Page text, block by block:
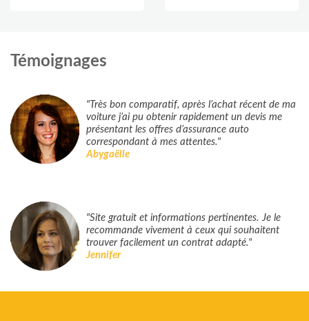
Témoignages
"Très bon comparatif, après l’achat récent de ma
voiture j’ai pu obtenir rapidement un devis me
présentant les offres d’assurance auto
correspondant à mes attentes."
Abygaëlle
"Site gratuit et informations pertinentes. Je le
recommande vivement à ceux qui souhaitent
trouver facilement un contrat adapté."
Jennifer